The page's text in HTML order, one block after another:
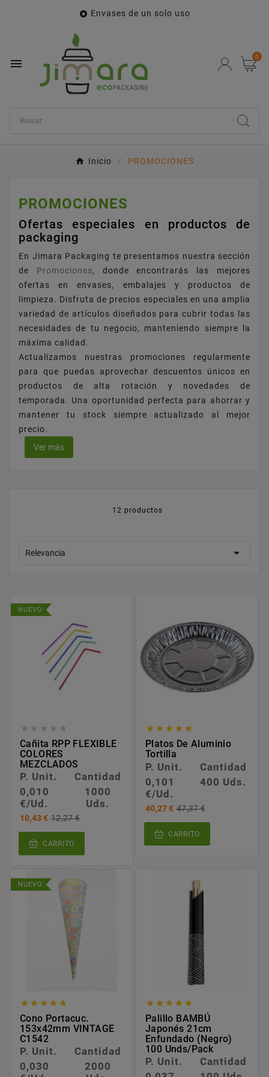
 Envases de un solo uso
 0
Inicio PROMOCIONES
PROMOCIONES
Ofertas especiales en productos de
packaging
En Jimara Packaging te presentamos nuestra sección
de Promociones, donde encontrarás las mejores
ofertas en envases, embalajes y productos de
limpieza. Disfruta de precios especiales en una amplia
variedad de artículos diseñados para cubrir todas las
necesidades de tu negocio, manteniendo siempre la
máxima calidad.
Actualizamos nuestras promociones regularmente
para que puedas aprovechar descuentos únicos en
productos de alta rotación y novedades de
temporada. Una oportunidad perfecta para ahorrar y
mantener tu stock siempre actualizado al mejor
precio.
Ver más
12 productos
Relevancia 
NUEVO
    
Cañita RPP FLEXIBLE
COLORES
MEZCLADOS
P. Unit.
Cantidad
0,010
€/Ud.
1000
Uds.
10,43 € 12,27 €
CARRITO
    
Platos De Aluminio
Tortilla
P. Unit.
Cantidad
0,101
€/Ud.
400 Uds.
40,27 € 47,37 €
CARRITO
NUEVO
    
Cono Portacuc.
153x42mm VINTAGE
C1542
P. Unit.
Cantidad
0,030
2000
    
Palillo BAMBÚ
Japonés 21cm
Enfundado (negro)
100 Unds/pack
P. Unit.
Cantidad